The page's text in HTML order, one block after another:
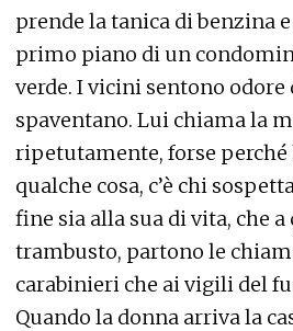
prende la tanica di benzina e
primo piano di un
verde. I vicini sentono odore
spaventano. Lui chiama la
ripetutamente, forse perché
qualche cosa, c’è chi
fine sia alla sua di vita, che
trambusto, partono le
carabinieri che ai vigili del
Quando la donna arriva la